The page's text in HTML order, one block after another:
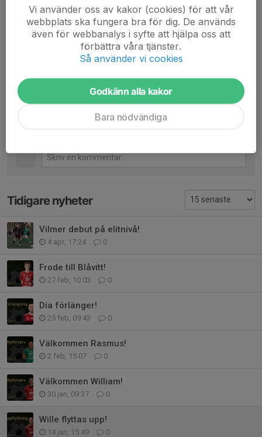
Favorit spelare/förebild: Cody Gakpo
Position: Försvarare
Wille Kullingsjö! 🔴⚪️
Dela nyhet
Tidigare nyheter
Vilmer debut på elitnivå!
4 apr, 17:24 0
Frode till Blåvitt!
27 feb, 10:03 0
Dia förlänger!
25 feb, 09:43 0
Välkommen Rasmus!
2 feb, 15:07 0
Välkommen William!
30 jan, 09:37 0
Wille flyttas upp!
14 jan, 15:49 0
Vi använder oss av kakor (cookies) för att vår
webbplats ska fungera bra för dig. De används
även för webbanalys i syfte att hjälpa oss att
förbättra våra tjänster.
Så använder vi cookies
Godkänn alla kakor
Bara nödvändiga